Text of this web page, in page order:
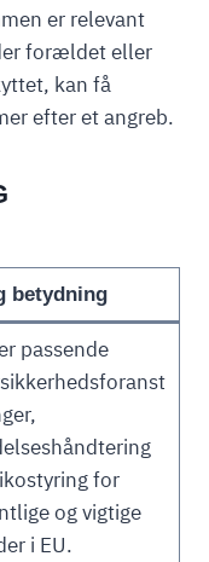
er relevant
forældet eller
kan få
efter et angreb.
betydning
passende
for
og vigtige
i EU.